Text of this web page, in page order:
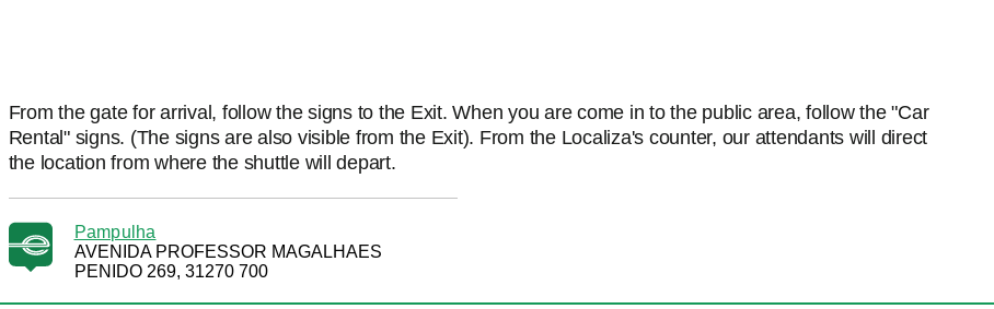
From the gate for arrival, follow the signs to the Exit. When you are come in to the public area, follow the "Car
Rental" signs. (The signs are also visible from the Exit). From the Localiza's counter, our attendants will direct
the location from where the shuttle will depart.
Pampulha
AVENIDA PROFESSOR MAGALHAES
PENIDO 269, 31270 700